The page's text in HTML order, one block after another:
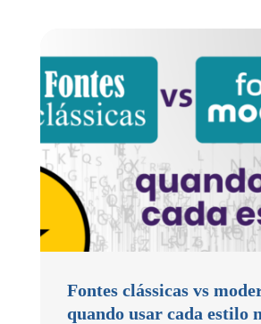
Fontes clássicas vs
quando usar cada estilo